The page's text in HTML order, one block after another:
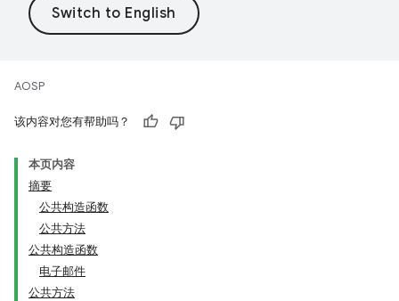
AOSP
该内容对您有帮助吗？
本页内容
摘要
公共构造函数
公共方法
公共构造函数
电子邮件
公共方法